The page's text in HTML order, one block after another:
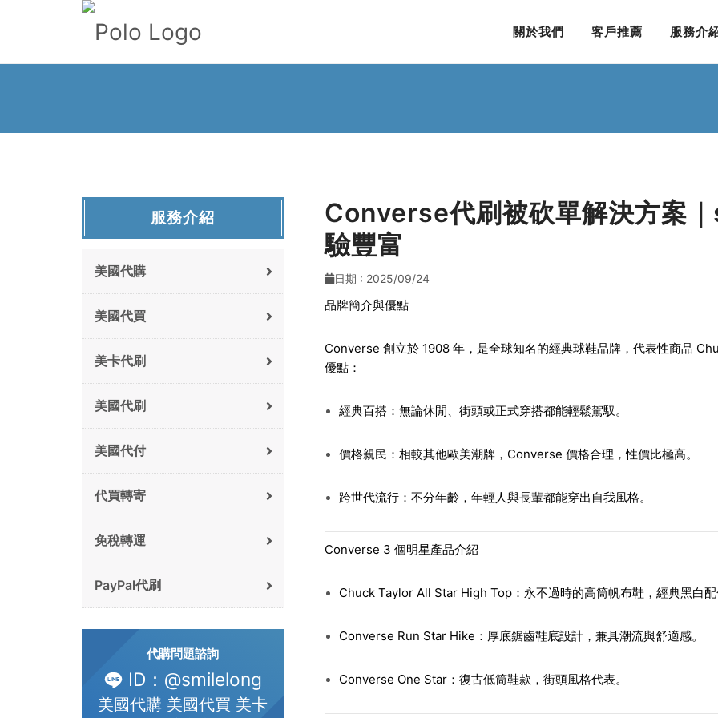
關於我們 客戶推薦 服務介
Converse代刷被砍單解決方案
驗豐富
日期 : 2025/09/24
品牌簡介與優點
Converse 創立於 1908 年，是全球知名的經典球鞋品牌，代表性商品
優點：
經典百搭：無論休閒、街頭或正式穿搭都能輕鬆駕馭。
價格親民：相較其他歐美潮牌，Converse 價格合理，性價比極高。
跨世代流行：不分年齡，年輕人與長輩都能穿出自我風格。
Converse 3 個明星產品介紹
Chuck Taylor All Star High Top：永不過時的高筒帆布鞋，經典黑白配
Converse Run Star Hike：厚底鋸齒鞋底設計，兼具潮流與舒適感。
Converse One Star：復古低筒鞋款，街頭風格代表。
服務介紹
美國代購
美國代買
美卡代刷
美國代刷
美國代付
代買轉寄
免稅轉運
PayPal代刷
代購問題諮詢
ID：@smilelong
美國代購 美國代買 美卡